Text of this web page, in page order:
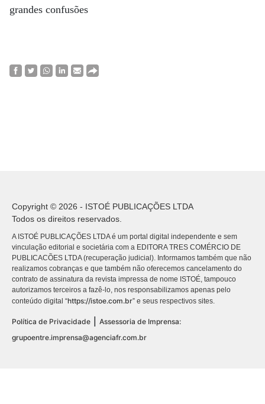
grandes confusões
Copyright © 2026 - ISTOÉ PUBLICAÇÕES LTDA
Todos os direitos reservados.
A ISTOÉ PUBLICAÇÕES LTDA é um portal digital independente e sem
vinculação editorial e societária com a EDITORA TRES COMÉRCIO DE
PUBLICACÕES LTDA (recuperação judicial). Informamos também que não
realizamos cobranças e que também não oferecemos cancelamento do
contrato de assinatura da revista impressa de nome ISTOÉ, tampouco
autorizamos terceiros a fazê-lo, nos responsabilizamos apenas pelo
conteúdo digital “https://istoe.com.br” e seus respectivos sites.
Política de Privacidade
Assessoria de Imprensa:
grupoentre.imprensa@agenciafr.com.br